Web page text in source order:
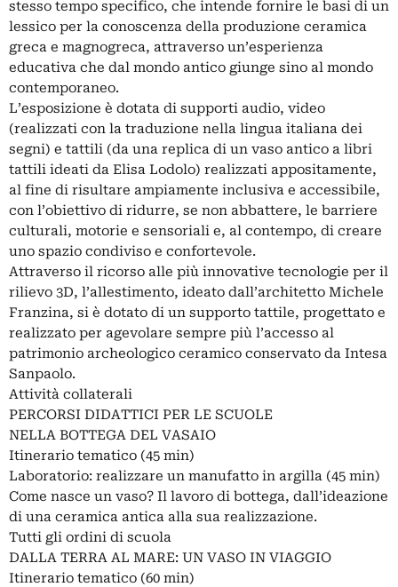
stesso tempo specifico, che intende fornire le basi di un
lessico per la conoscenza della produzione ceramica
greca e magnogreca, attraverso un’esperienza
educativa che dal mondo antico giunge sino al mondo
contemporaneo.
L’esposizione è dotata di supporti audio, video
(realizzati con la traduzione nella lingua italiana dei
segni) e tattili (da una replica di un vaso antico a libri
tattili ideati da Elisa Lodolo) realizzati appositamente,
al fine di risultare ampiamente inclusiva e accessibile,
con l’obiettivo di ridurre, se non abbattere, le barriere
culturali, motorie e sensoriali e, al contempo, di creare
uno spazio condiviso e confortevole.
Attraverso il ricorso alle più innovative tecnologie per il
rilievo 3D, l’allestimento, ideato dall’architetto Michele
Franzina, si è dotato di un supporto tattile, progettato e
realizzato per agevolare sempre più l’accesso al
patrimonio archeologico ceramico conservato da Intesa
Sanpaolo.
Attività collaterali
PERCORSI DIDATTICI PER LE SCUOLE
NELLA BOTTEGA DEL VASAIO
Itinerario tematico (45 min)
Laboratorio: realizzare un manufatto in argilla (45 min)
Come nasce un vaso? Il lavoro di bottega, dall’ideazione
di una ceramica antica alla sua realizzazione.
Tutti gli ordini di scuola
DALLA TERRA AL MARE: UN VASO IN VIAGGIO
Itinerario tematico (60 min)